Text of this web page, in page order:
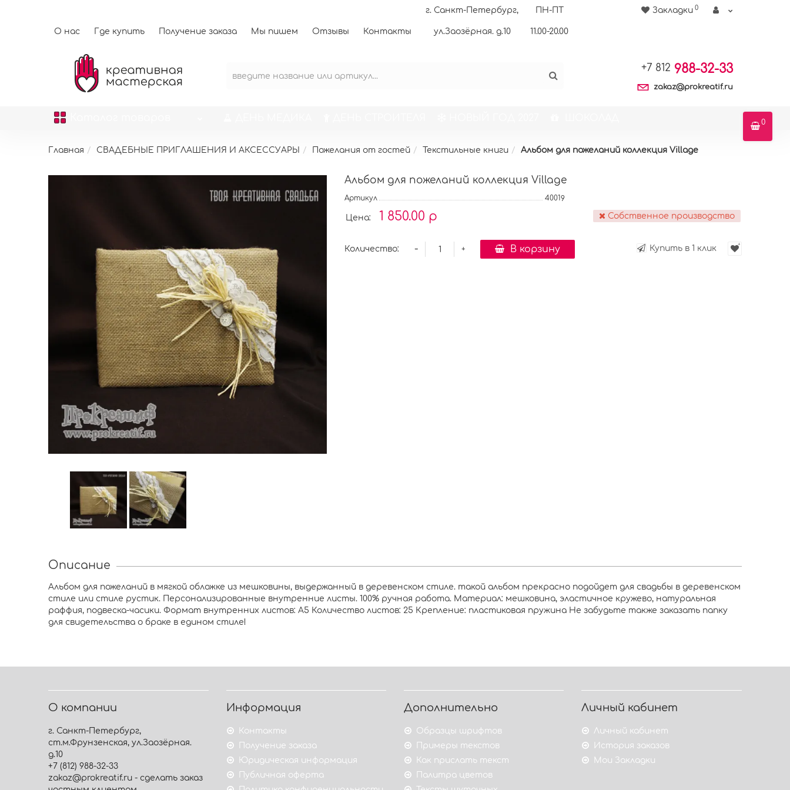
О нас Где купить Получение заказа Мы пишем Отзывы Контакты
г. Санкт-Петербург,
ул.Заозёрная. д.10
ПН-ПТ
11.00-20.00
Закладки 0
+7 812 988-32-33
zakaz@prokreatif.ru
0
Главная СВАДЕБНЫЕ ПРИГЛАШЕНИЯ И АКСЕССУАРЫ Пожелания от гостей Текстильные книги Альбом для пожеланий коллекция Village
Альбом для пожеланий коллекция Village
Артикул 40019
Цена: 1 850.00 р Собственное производство
Количество: +
- В корзину Купить в 1 клик
Описание
Альбом для пожеланий в мягкой обложке из мешковины, выдержанный в деревенском стиле. такой альбом прекрасно подойдет для свадьбы в деревенском
стиле или стиле рустик. Персонализированные внутренние листы. 100% ручная работа. Материал: мешковина, эластичное кружево, натуральная
раффия, подвеска-часики. Формат внутренних листов: А5 Количество листов: 25 Крепление: пластиковая пружина Не забудьте также заказать папку
для свидетельства о браке в едином стиле!
О компании
г. Санкт-Петербург,
ст.м.Фрунзенская, ул.Заозёрная.
д.10
+7 (812) 988-32-33
zakaz@prokreatif.ru - сделать заказ
Информация
Контакты
Получение заказа
Юридическая информация
Публичная оферта
Дополнительно
Образцы шрифтов
Примеры текстов
Как прислать текст
Палитра цветов
Личный кабинет
Личный кабинет
История заказов
Мои Закладки